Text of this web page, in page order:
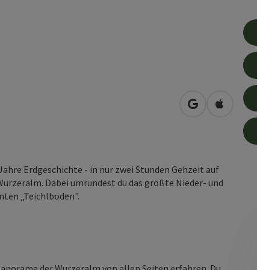
in Google
in
Erdgeschichte - in nur zwei Stunden Gehzeit auf
Dabei umrundest du das größte Nieder- und
„Teichlboden".